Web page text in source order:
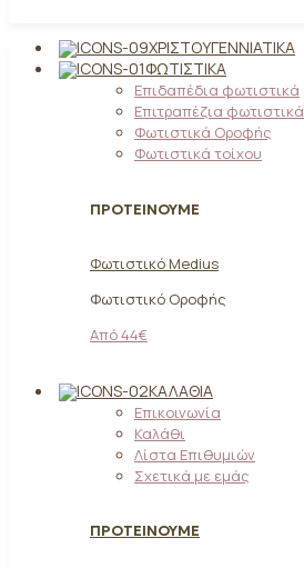
ΧΡΙΣΤΟΥΓΕΝΝΙΆΤΙΚΑ
ΦΩΤΙΣΤΙΚΆ
Επιδαπέδια φωτιστικά
Επιτραπέζια φωτιστικά
Φωτιστικά Οροφής
Φωτιστικά τοίχου
ΠΡΟΤΕΙΝΟΥΜΕ
Φωτιστικό Medius
Φωτιστικό Οροφής
Από 44€
ΚΑΛΆΘΙΑ
Επικοινωνία
Καλάθι
Λίστα Επιθυμιών
Σχετικά με εμάς
ΠΡΟΤΕΙΝΟΥΜΕ